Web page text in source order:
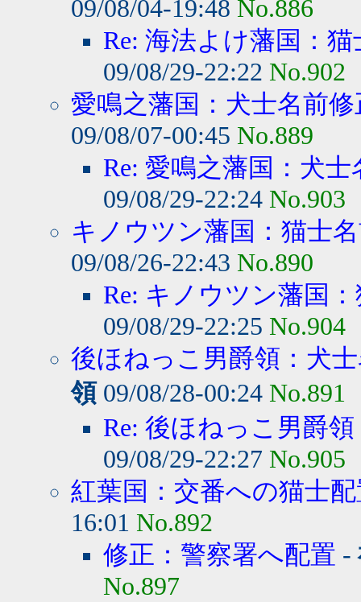
09/08/04-19:48 No.886
Re: 海法よけ藩国：
09/08/29-22:22 No.902
愛鳴之藩国：犬士名前
09/08/07-00:45 No.889
Re: 愛鳴之藩国：犬士
09/08/29-22:24 No.903
キノウツン藩国：猫士
09/08/26-22:43 No.890
Re: キノウツン藩国
09/08/29-22:25 No.904
後ほねっこ男爵領：犬
領09/08/28-00:24 No.891
Re: 後ほねっこ男爵
09/08/29-22:27 No.905
紅葉国：交番への猫士
16:01 No.892
修正：警察署へ配置 -
No.897